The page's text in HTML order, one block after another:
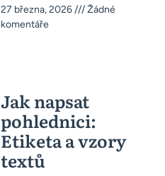
27 března, 2026
Žádné
komentáře
Jak napsat
pohlednici:
Etiketa a vzory
textů